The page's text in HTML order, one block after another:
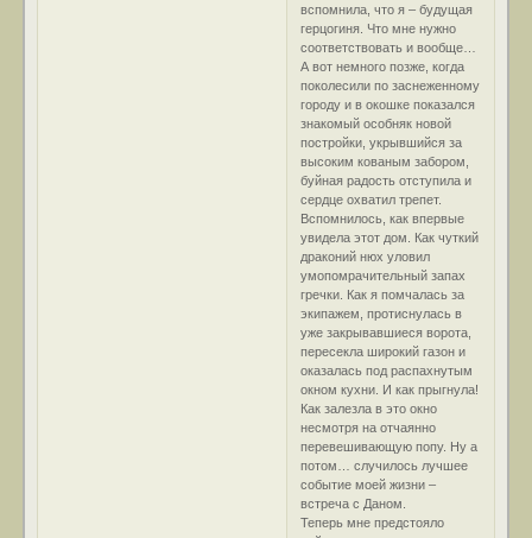
вспомнила, что я – будущая
герцогиня. Что мне нужно
соответствовать и вообще…
А вот немного позже, когда
поколесили по заснеженному
городу и в окошке показался
знакомый особняк новой
постройки, укрывшийся за
высоким кованым забором,
буйная радость отступила и
сердце охватил трепет.
Вспомнилось, как впервые
увидела этот дом. Как чуткий
драконий нюх уловил
умопомрачительный запах
гречки. Как я помчалась за
экипажем, протиснулась в
уже закрывавшиеся ворота,
пересекла широкий газон и
оказалась под распахнутым
окном кухни. И как прыгнула!
Как залезла в это окно
несмотря на отчаянно
перевешивающую попу. Ну а
потом… случилось лучшее
событие моей жизни –
встреча с Даном.
Теперь мне предстояло